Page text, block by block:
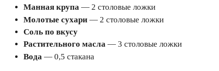
Манная крупа — 2 столовые ложки
Молотые сухари — 2 столовые ложки
Соль по вкусу
Растительного масла — 3 столовые ложки
Вода — 0,5 стакана